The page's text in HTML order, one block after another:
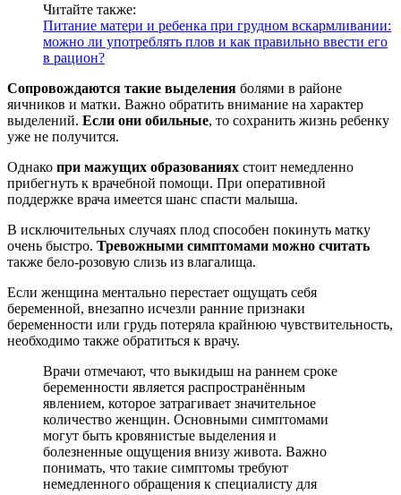
Читайте также:
Питание матери и ребенка при грудном вскармливании:
можно ли употреблять плов и как правильно ввести его
в рацион?
Сопровождаются такие выделения болями в районе
яичников и матки. Важно обратить внимание на характер
выделений. Если они обильные, то сохранить жизнь ребенку
уже не получится.
Однако при мажущих образованиях стоит немедленно
прибегнуть к врачебной помощи. При оперативной
поддержке врача имеется шанс спасти малыша.
В исключительных случаях плод способен покинуть матку
очень быстро. Тревожными симптомами можно считать
также бело-розовую слизь из влагалища.
Если женщина ментально перестает ощущать себя
беременной, внезапно исчезли ранние признаки
беременности или грудь потеряла крайнюю чувствительность,
необходимо также обратиться к врачу.
Врачи отмечают, что выкидыш на раннем сроке
беременности является распространённым
явлением, которое затрагивает значительное
количество женщин. Основными симптомами
могут быть кровянистые выделения и
болезненные ощущения внизу живота. Важно
понимать, что такие симптомы требуют
немедленного обращения к специалисту для